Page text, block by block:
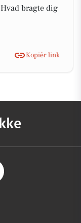
bragte dig
Kopiér link